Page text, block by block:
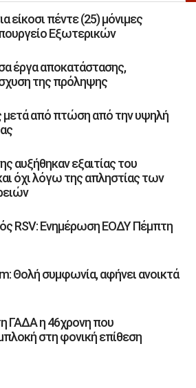
είκοσι πέντε (25) μόνιμες
Εξωτερικών
έργα αποκατάστασης,
της πρόληψης
από πτώση από την υψηλή
αυξήθηκαν εξαιτίας του
όχι λόγω της απληστίας των
RSV: Ενημέρωση ΕΟΔΥ Πέμπτη
Θολή συμφωνία, αφήνει ανοικτά
ΓΑΔΑ η 46χρονη που
στη φονική επίθεση